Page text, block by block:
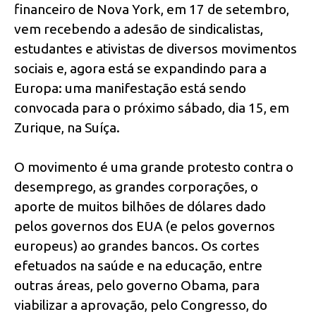
financeiro de Nova York, em 17 de setembro,
vem recebendo a adesão de sindicalistas,
estudantes e ativistas de diversos movimentos
sociais e, agora está se expandindo para a
Europa: uma manifestação está sendo
convocada para o próximo sábado, dia 15, em
Zurique, na Suíça.
O movimento é uma grande protesto contra o
desemprego, as grandes corporações, o
aporte de muitos bilhões de dólares dado
pelos governos dos EUA (e pelos governos
europeus) ao grandes bancos. Os cortes
efetuados na saúde e na educação, entre
outras áreas, pelo governo Obama, para
viabilizar a aprovação, pelo Congresso, do